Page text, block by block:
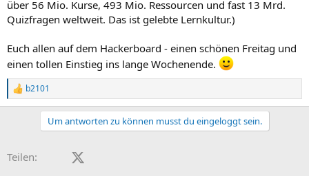
über 56 Mio. Kurse, 493 Mio. Ressourcen und fast 13 Mrd.
Quizfragen weltweit. Das ist gelebte Lernkultur.)
Euch allen auf dem Hackerboard - einen schönen Freitag und
einen tollen Einstieg ins lange Wochenende.
R
e
o
b2101
Um antworten zu können musst du eingeloggt sein.
Teilen: Facebook